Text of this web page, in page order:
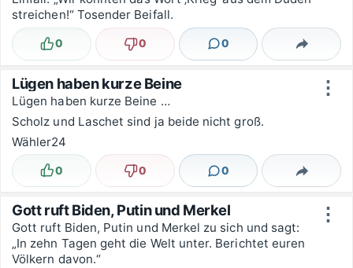
streichen!“ Tosender Beifall.
Lustig
0 Nicht lustig
0 0
Kommentare Teilen
⋮
Lügen haben kurze Beine
Lügen haben kurze Beine …
Scholz und Laschet sind ja beide nicht groß.
Wähler24
Lustig
0 Nicht lustig
0 0
Kommentare Teilen
⋮
Gott ruft Biden, Putin und Merkel
Gott ruft Biden, Putin und Merkel zu sich und sagt:
„In zehn Tagen geht die Welt unter. Berichtet euren
Völkern davon.“